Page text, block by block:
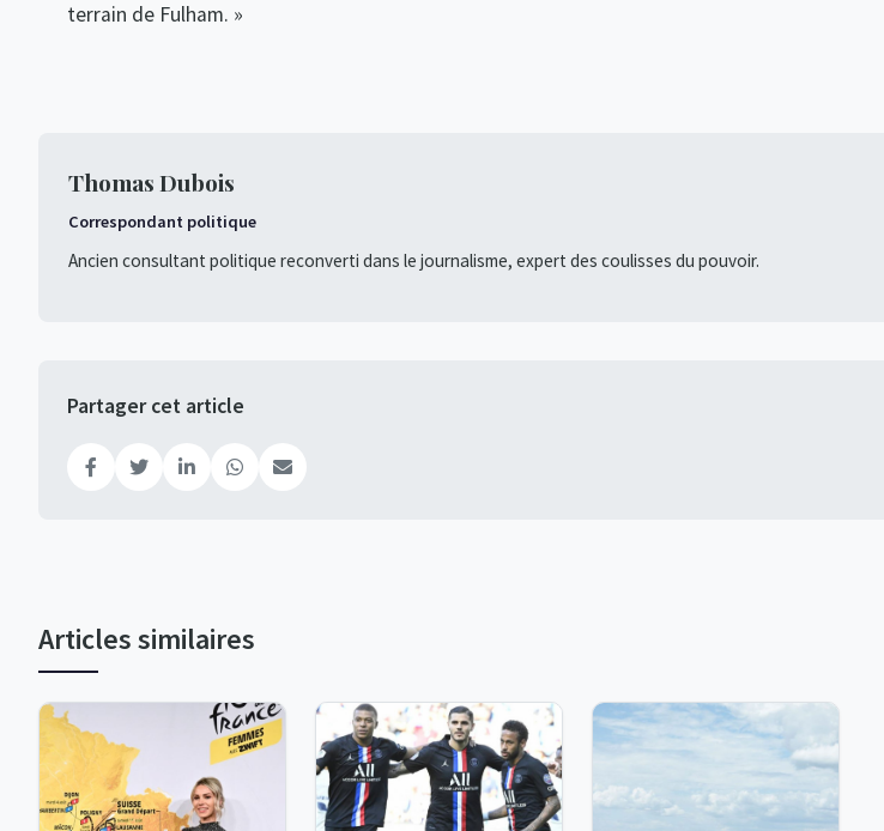
terrain de Fulham. »
Thomas Dubois
Correspondant politique
Ancien consultant politique reconverti dans le journalisme, expert des coulisses du pouvoir.
Partager cet article
Articles similaires